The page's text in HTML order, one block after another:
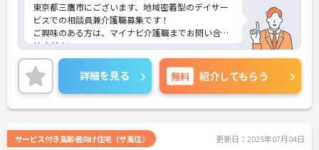
東京都三鷹市にございます、地域密着型のデイサー
ビスでの相談員兼介護職募集です！
ご興味のある方は、マイナビ介護職までお問い合わ
せください。
詳細を見る 無料 紹介してもらう
サービス付き高齢者向け住宅（サ高住） 更新日：2025年07月04日